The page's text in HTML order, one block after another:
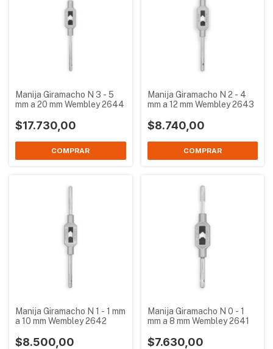
Manija Giramacho N 3 - 5
mm a 20 mm Wembley 2644
$17.730,00
Manija Giramacho N 2 - 4
mm a 12 mm Wembley 2643
$8.740,00
Manija Giramacho N 1 - 1 mm
a 10 mm Wembley 2642
$8.500,00
Manija Giramacho N 0 - 1
mm a 8 mm Wembley 2641
$7.630,00